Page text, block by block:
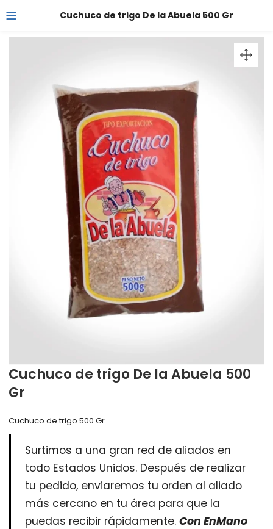
Cuchuco de trigo De la Abuela 500 Gr
Cuchuco de trigo De la Abuela 500
Gr
Cuchuco de trigo 500 Gr
Surtimos a una gran red de aliados en
todo Estados Unidos. Después de realizar
tu pedido, enviaremos tu orden al aliado
más cercano en tu área para que la
puedas recibir rápidamente.Con EnMano